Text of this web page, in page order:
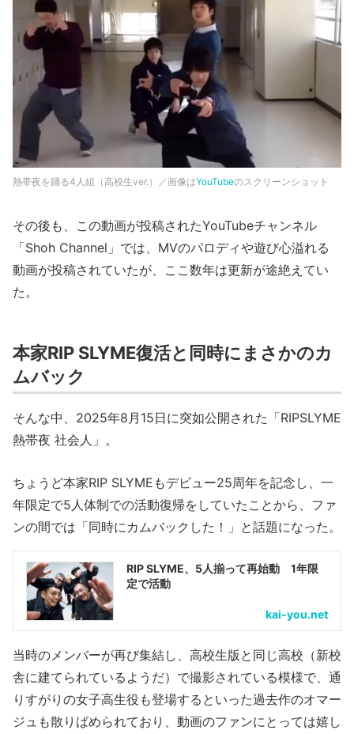
熱帯夜を踊る4人組（高校生ver.）／画像はYouTubeのスクリーンショット
その後も、この動画が投稿されたYouTubeチャンネル
「Shoh Channel」では、MVのパロディや遊び心溢れる
動画が投稿されていたが、ここ数年は更新が途絶えてい
た。
本家RIP SLYME復活と同時にまさかのカ
ムバック
そんな中、2025年8月15日に突如公開された「RIPSLYME
熱帯夜 社会人」。
ちょうど本家RIP SLYMEもデビュー25周年を記念し、一
年限定で5人体制での活動復帰をしていたことから、ファ
ンの間では「同時にカムバックした！」と話題になった。
RIP SLYME、5人揃って再始動 1年限
定で活動
kai-you.net
当時のメンバーが再び集結し、高校生版と同じ高校（新校
舎に建てられているようだ）で撮影されている模様で、通
りすがりの女子高生役も登場するといった過去作のオマー
ジュも散りばめられており、動画のファンにとっては嬉し